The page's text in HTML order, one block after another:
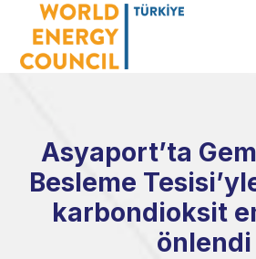
Asyaport’ta
Besleme
karbondioksit
önlendi